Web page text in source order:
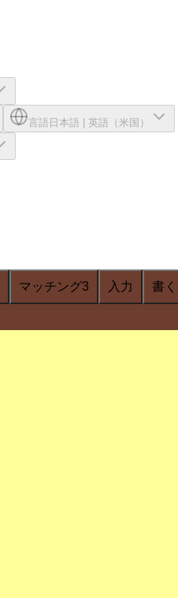
言語 日本語 英語（米国）
マッチング3 入力 書く